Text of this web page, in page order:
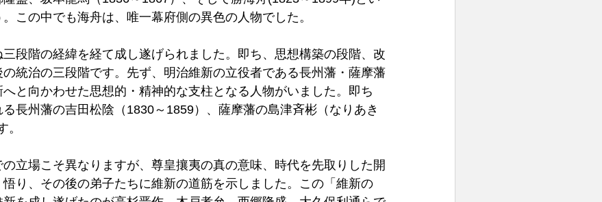
この中でも海舟は、唯一幕府側の異色の人物でした。
段階の経緯を経て成し遂げられました。即ち、思想構築の段階、改
統治の三段階です。先ず、明治維新の立役者である長州藩・薩摩藩
と向かわせた思想的・精神的な支柱となる人物がいました。即ち
る長州藩の吉田松陰（1830～1859）、薩摩藩の島津斉彬（なりあき
。
立場こそ異なりますが、尊皇攘夷の真の意味、時代を先取りした開
り、その後の弟子たちに維新の道筋を示しました。この「維新の